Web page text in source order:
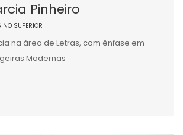
Pinheiro
SUPERIOR
na área de Letras, com ênfase em
Modernas